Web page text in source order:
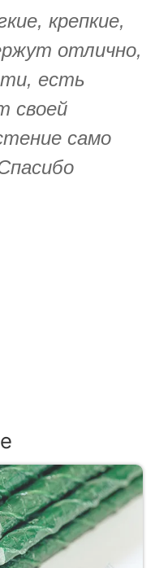
крепкие,
отлично,
есть
своей
само